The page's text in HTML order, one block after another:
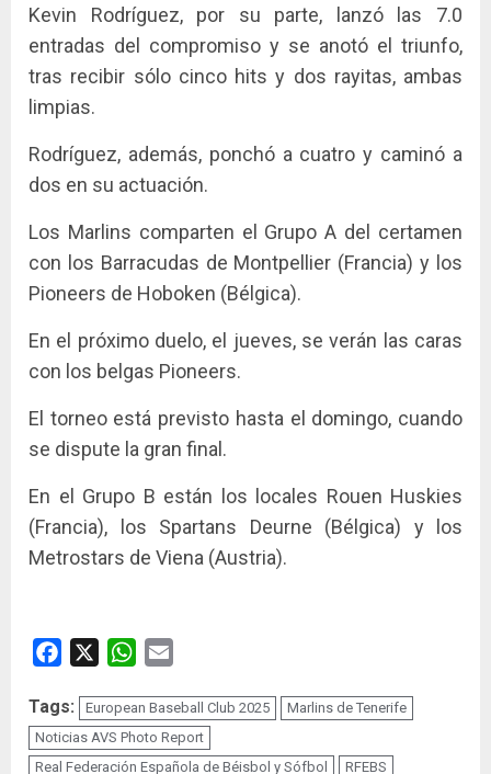
Kevin Rodríguez, por su parte, lanzó las 7.0
entradas del compromiso y se anotó el triunfo,
tras recibir sólo cinco hits y dos rayitas, ambas
limpias.
Rodríguez, además, ponchó a cuatro y caminó a
dos en su actuación.
Los Marlins comparten el Grupo A del certamen
con los Barracudas de Montpellier (Francia) y los
Pioneers de Hoboken (Bélgica).
En el próximo duelo, el jueves, se verán las caras
con los belgas Pioneers.
El torneo está previsto hasta el domingo, cuando
se dispute la gran final.
En el Grupo B están los locales Rouen Huskies
(Francia), los Spartans Deurne (Bélgica) y los
Metrostars de Viena (Austria).
Facebook WhatsApp
Tags: European Baseball Club 2025
Marlins de Tenerife
Noticias AVS Photo Report
Real Federación Española de Béisbol y Sófbol
RFEBS